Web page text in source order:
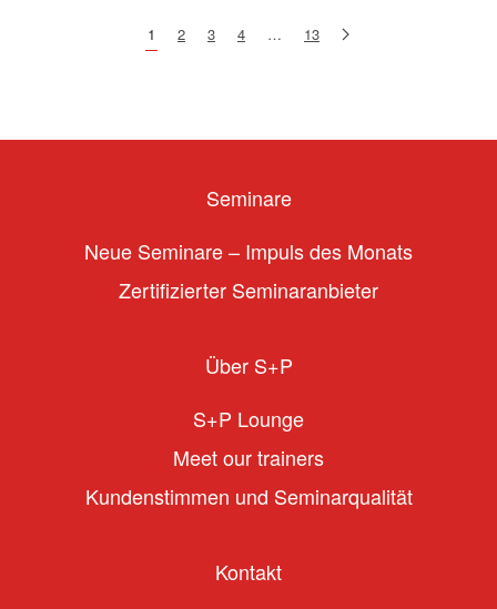
1 2 3 4 … 13
Seminare
Neue Seminare – Impuls des Monats
Zertifizierter Seminaranbieter
Über S+P
S+P Lounge
Meet our trainers
Kundenstimmen und Seminarqualität
Kontakt